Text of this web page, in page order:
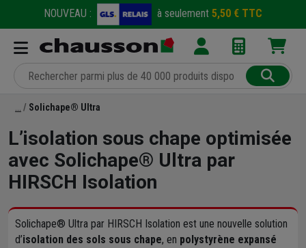
NOUVEAU : à seulement 5,50 € TTC
Solichape® Ultra
L’isolation sous chape optimisée
avec Solichape® Ultra par
HIRSCH Isolation
Solichape® Ultra par HIRSCH Isolation est une nouvelle solution
d’isolation des sols sous chape, en polystyrène expansé